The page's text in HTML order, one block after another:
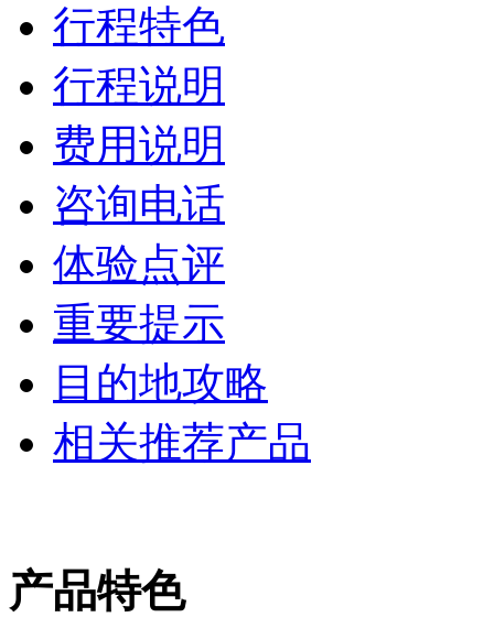
行程特色
行程说明
费用说明
咨询电话
体验点评
重要提示
目的地攻略
相关推荐产品
产品特色